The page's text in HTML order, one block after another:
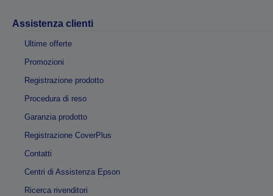
Assistenza clienti
Ultime offerte
Promozioni
Registrazione prodotto
Procedura di reso
Garanzia prodotto
Registrazione CoverPlus
Contatti
Centri di Assistenza Epson
Ricerca rivenditori